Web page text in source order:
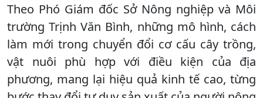
Theo Phó Giám đốc Sở Nông nghiệp và Môi
trường Trịnh Văn Bình, những mô hình, cách
làm mới trong chuyển đổi cơ cấu cây trồng,
vật nuôi phù hợp với điều kiện của địa
phương, mang lại hiệu quả kinh tế cao, từng